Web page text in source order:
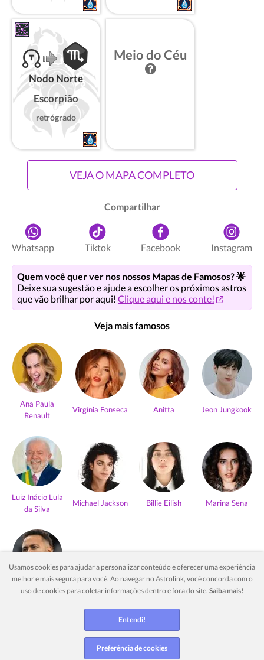
Nodo Norte
Escorpião
retrógrado
Meio do Céu
VEJA O MAPA COMPLETO
Compartilhar
Whatsapp Tiktok Facebook Instagram
Quem você quer ver nos nossos Mapas de Famosos? 🌟
Deixe sua sugestão e ajude a escolher os próximos astros
que vão brilhar por aqui! Clique aqui e nos conte!
Veja mais famosos
Ana Paula
Renault
Virgínia Fonseca Anitta Jeon Jungkook
Luiz Inácio Lula
da Silva
Michael Jackson Billie Eilish Marina Sena
Neymar Jr
Ver mais
Usamos cookies para ajudar a personalizar conteúdo e oferecer uma experiência
melhor e mais segura para você. Ao navegar no Astrolink, você concorda com o
uso de cookies para coletar informações dentro e fora do site. Saiba mais!
Entendi!
Preferência de cookies